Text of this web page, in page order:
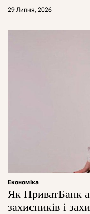
29 Липня, 2026
Економіка
Як ПриватБанк
захисників і